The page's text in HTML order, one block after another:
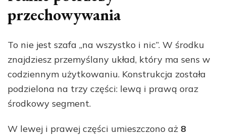
przechowywania
To nie jest szafa „na wszystko i nic”. W środku
znajdziesz przemyślany układ, który ma sens w
codziennym użytkowaniu. Konstrukcja została
podzielona na trzy części: lewą i prawą oraz
środkowy segment.
W lewej i prawej części umieszczono aż 8